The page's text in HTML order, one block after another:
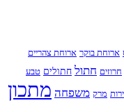
ארוחת בוקר ארוחת צהריים
חרוזים חתול חתולים טבע
מרק משפחה מתכון